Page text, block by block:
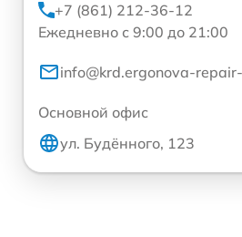
+7 (861) 212-36-12
Ежедневно с 9:00 до 21:00
info@krd.ergonova-
Основной офис
ул. Будённого, 123